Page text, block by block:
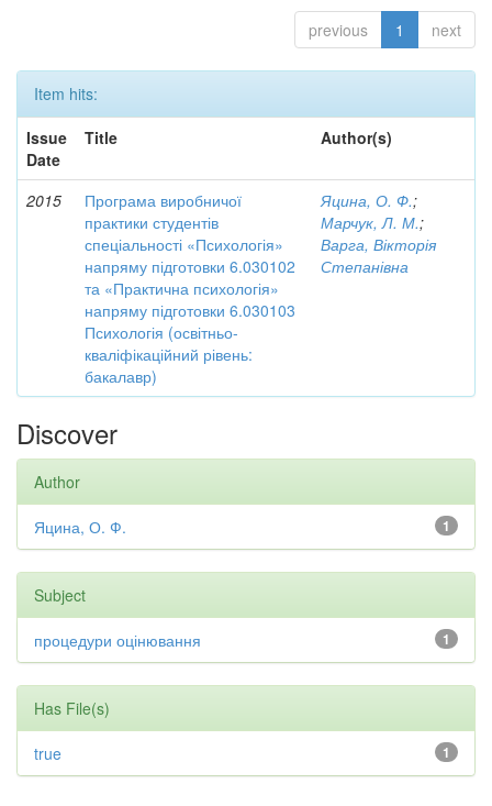
previous 1 next
Item hits:
Issue
Date
Title Author(s)
2015
Програма виробничої
практики студентів
спеціальності «Психологія»
напряму підготовки 6.030102
та «Практична психологія»
напряму підготовки 6.030103
Психологія (освітньо-
кваліфікаційний рівень:
бакалавр)
Яцина, О. Ф.;
Марчук, Л. М.;
Варга, Вікторія
Степанівна
Discover
Author
1
Яцина, О. Ф.
Subject
1
процедури оцінювання
Has File(s)
1
true